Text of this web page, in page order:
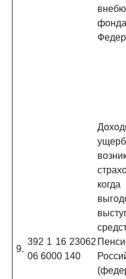
9.
392 1 16 23062
06 6000 140
когда